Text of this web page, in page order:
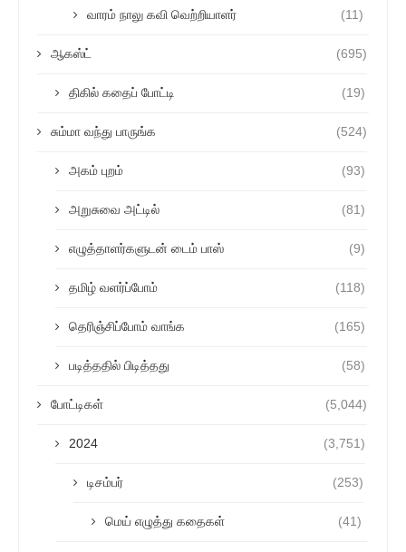
வாரம் நாலு கவி வெற்றியாளர் (11)
ஆகஸ்ட் (695)
திகில் கதைப் போட்டி (19)
சும்மா வந்து பாருங்க (524)
அகம் புறம் (93)
அறுசுவை அட்டில் (81)
எழுத்தாளர்களுடன் டைம் பாஸ் (9)
தமிழ் வளர்ப்போம் (118)
தெரிஞ்சிப்போம் வாங்க (165)
படித்ததில் பிடித்தது (58)
போட்டிகள் (5,044)
2024 (3,751)
டிசம்பர் (253)
மெய் எழுத்து கதைகள் (41)